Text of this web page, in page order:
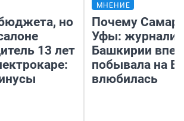
но
13 лет
МНЕНИЕ
Почему
Уфы:
Башкирии
побывала на
влюбилась